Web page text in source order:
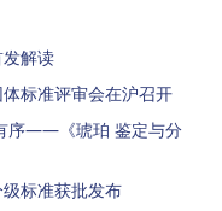
发解读
标准评审会在沪召开
序——《琥珀 鉴定与分
标准获批发布